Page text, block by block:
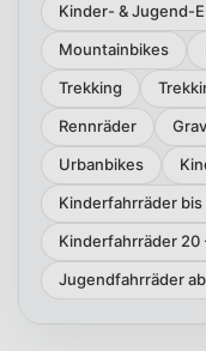
Kinder- & Jugend-
Mountainbikes
Trekking
Rennräder
Urbanbikes
Kinderfahrräder bis
Kinderfahrräder 20
Jugendfahrräder